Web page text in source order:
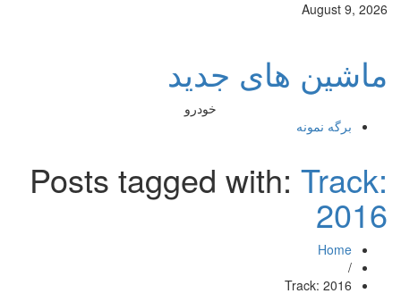
August 9, 2026
ماشین های جدید
خودرو
برگه نمونه
Posts tagged with:Track:
2016
Home
/
Track: 2016